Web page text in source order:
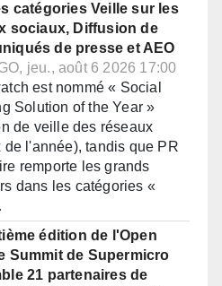
catégories Veille sur les
sociaux, Diffusion de
de presse et AEO
jeu., août 6 2026 17:00
est nommé « Social
Solution of the Year »
de veille des réseaux
de l'année), tandis que PR
remporte les grands
dans les catégories «
édition de l'Open
Summit de Supermicro
21 partenaires de